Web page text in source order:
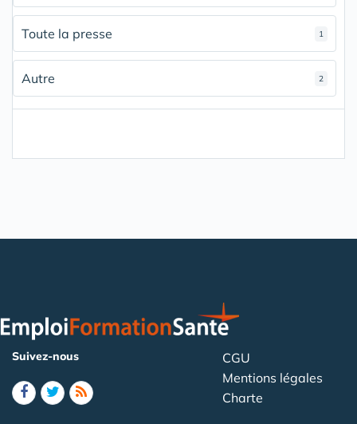
Toute la presse 1
Autre 2
Suivez-nous
CGU
Mentions légales
Charte